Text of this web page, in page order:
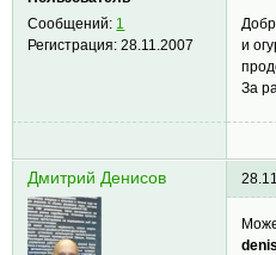
Сообщений: 1
Регистрация:28.11.2007
и
За
Дмитрий Денисов